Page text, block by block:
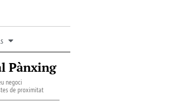
Pànxing
negoci
de proximitat